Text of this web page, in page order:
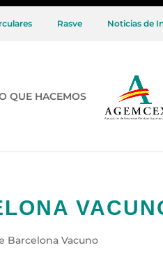
Rasve Noticias de
QUE HACEMOS
Barcelona Vacuno